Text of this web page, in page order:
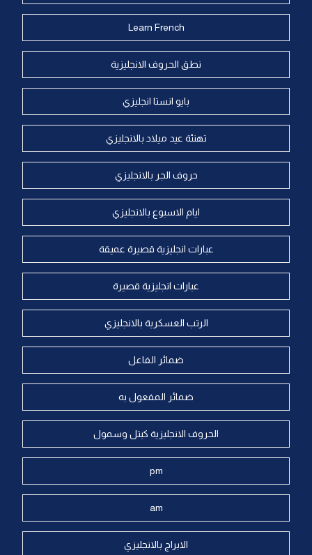
Learn French
نطق الحروف الانجليزية
بايو انستا انجليزي
تهنئة عيد ميلاد بالانجليزي
حروف الجر بالانجليزي
ايام الاسبوع بالانجليزي
عبارات انجليزية قصيرة عميقة
عبارات انجليزية قصيرة
الرتب العسكرية بالانجليزي
ضمائر الفاعل
ضمائر المفعول به
الحروف الانجليزية كبتل وسمول
pm
am
الابراج بالانجليزي